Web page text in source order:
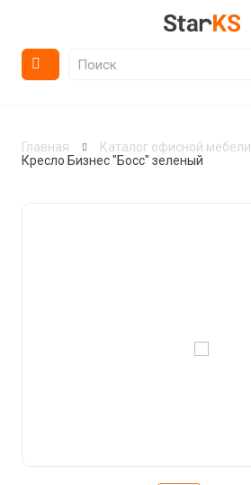
Главная Каталог офисной мебели
Кресло Бизнес "Босс" зеленый